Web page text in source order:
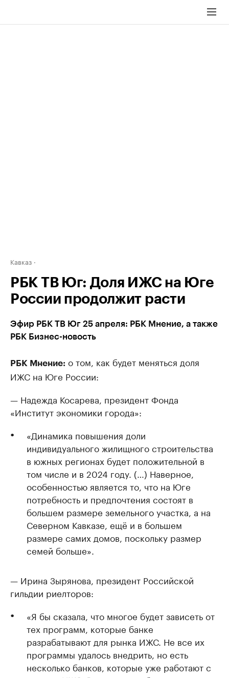
Кавказ
РБК ТВ Юг: Доля ИЖС на Юге
России продолжит расти
Эфир РБК ТВ Юг 25 апреля: РБК Мнение, а также
РБК Бизнес-новость
РБК Мнение: о том, как будет меняться доля
ИЖС на Юге России:
— Надежда Косарева, президент Фонда
«Институт экономики города»:
«Динамика повышения доли
индивидуального жилищного строительства
в южных регионах будет положительной в
том числе и в 2024 году. (…) Наверное,
особенностью является то, что на Юге
потребность и предпочтения состоят в
большем размере земельного участка, а на
Северном Кавказе, ещё и в большем
размере самих домов, поскольку размер
семей больше».
— Ирина Зырянова, президент Российской
гильдии риелторов:
«Я бы сказала, что многое будет зависеть от
тех программ, которые банке
разрабатывают для рынка ИЖС. Не все их
программы удалось внедрить, но есть
несколько банков, которые уже работают с